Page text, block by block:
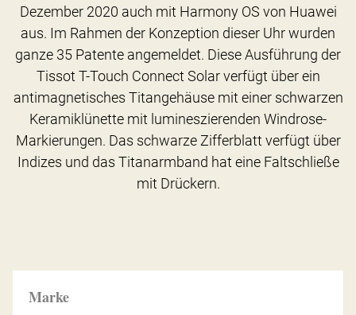
Marke
Dezember 2020 auch mit Harmony OS von Huawei
aus. Im Rahmen der Konzeption dieser Uhr wurden
ganze 35 Patente angemeldet. Diese Ausführung der
Tissot T-Touch Connect Solar verfügt über ein
antimagnetisches Titangehäuse mit einer schwarzen
Keramiklünette mit lumineszierenden Windrose-
Markierungen. Das schwarze Zifferblatt verfügt über
Indizes und das Titanarmband hat eine Faltschließe
mit Drückern.